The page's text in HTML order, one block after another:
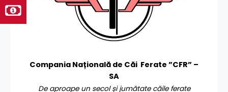
Compania Națională de Căi Ferate ”CFR” –
SA
De aproape un secol și jumătate căile ferate